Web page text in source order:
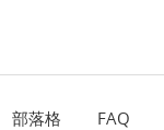
部落格
FAQ